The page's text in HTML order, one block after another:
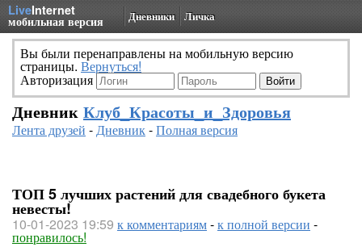
LiveInternet
мобильная версия Дневники Личка
Вы были перенаправлены на мобильную версию
страницы. Вернуться!
Авторизация
Дневник Клуб_Красоты_и_Здоровья
Лента друзей -Дневник-Полная версия
ТОП 5 лучших растений для свадебного букета
невесты!
10-01-2023 19:59 к комментариям-к полной версии -
понравилось!